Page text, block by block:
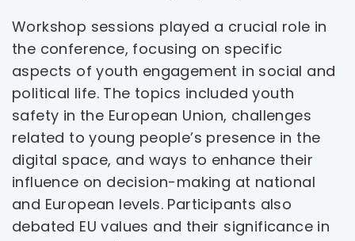
Workshop sessions played a crucial role in
the conference, focusing on specific
aspects of youth engagement in social and
political life. The topics included youth
safety in the European Union, challenges
related to young people’s presence in the
digital space, and ways to enhance their
influence on decision-making at national
and European levels. Participants also
debated EU values and their significance in